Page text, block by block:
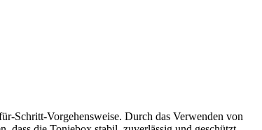
Schritt-Vorgehensweise. Durch das Verwenden von